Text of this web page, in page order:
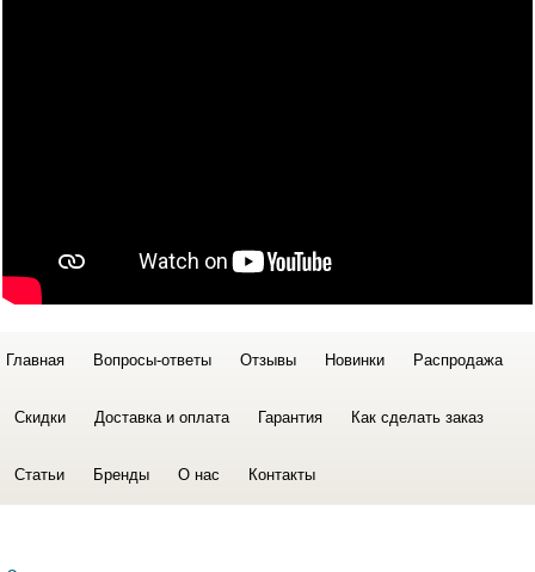
Главная Вопросы-ответы Отзывы Новинки Распродажа
Скидки Доставка и оплата Гарантия Как сделать заказ
Статьи Бренды О нас Контакты